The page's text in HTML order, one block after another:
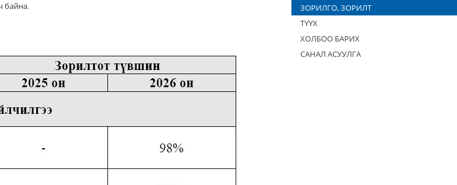
байна.
ЗОРИЛГО, ЗОРИЛТ
ТҮҮХ
ХОЛБОО БАРИХ
САНАЛ АСУУЛГА